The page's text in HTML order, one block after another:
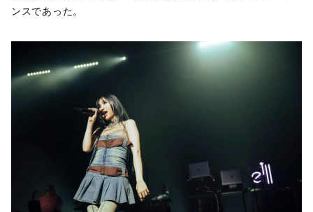
ンスであった。